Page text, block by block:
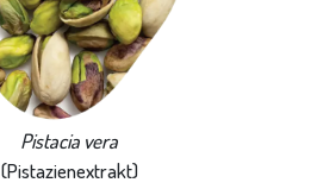
Pistacia vera
(Pistazienextrakt)